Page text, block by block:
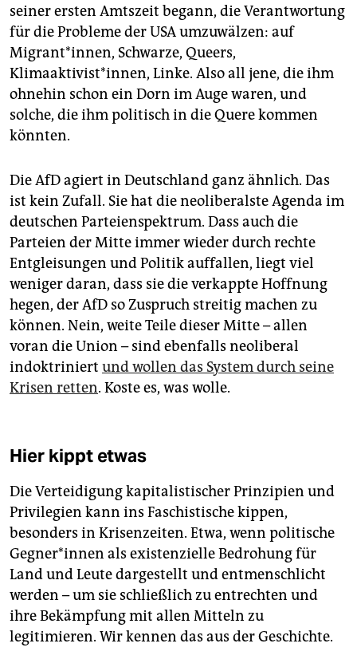
seiner ersten Amtszeit begann, die Verantwortung
für die Probleme der USA umzuwälzen: auf
Migrant*innen, Schwarze, Queers,
Klimaaktivist*innen, Linke. Also all jene, die ihm
ohnehin schon ein Dorn im Auge waren, und
solche, die ihm politisch in die Quere kommen
könnten.
Die AfD agiert in Deutschland ganz ähnlich. Das
ist kein Zufall. Sie hat die neoliberalste Agenda im
deutschen Parteienspektrum. Dass auch die
Parteien der Mitte immer wieder durch rechte
Entgleisungen und Politik auffallen, liegt viel
weniger daran, dass sie die verkappte Hoffnung
hegen, der AfD so Zuspruch streitig machen zu
können. Nein, weite Teile dieser Mitte – allen
voran die Union – sind ebenfalls neoliberal
indoktriniert und wollen das System durch seine
Krisen retten. Koste es, was wolle.
Hier kippt etwas
Die Verteidigung kapitalistischer Prinzipien und
Privilegien kann ins Faschistische kippen,
besonders in Krisenzeiten. Etwa, wenn politische
Geg­ne­r*in­nen als existenzielle Bedrohung für
Land und Leute dargestellt und entmenschlicht
werden – um sie schließlich zu entrechten und
ihre Bekämpfung mit allen Mitteln zu
legitimieren. Wir kennen das aus der Geschichte.